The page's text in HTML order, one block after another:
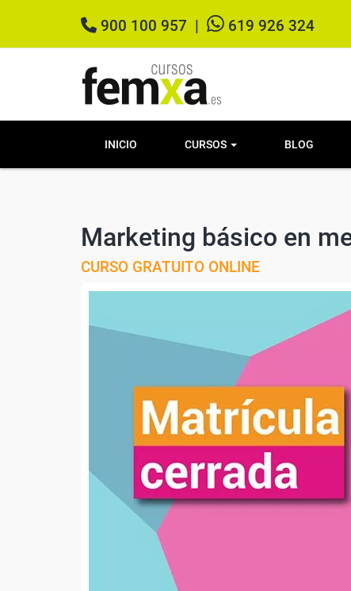
900 100 957 619 926 324
INICIO CURSOS BLOG
Marketing básico en
CURSO GRATUITO ONLINE